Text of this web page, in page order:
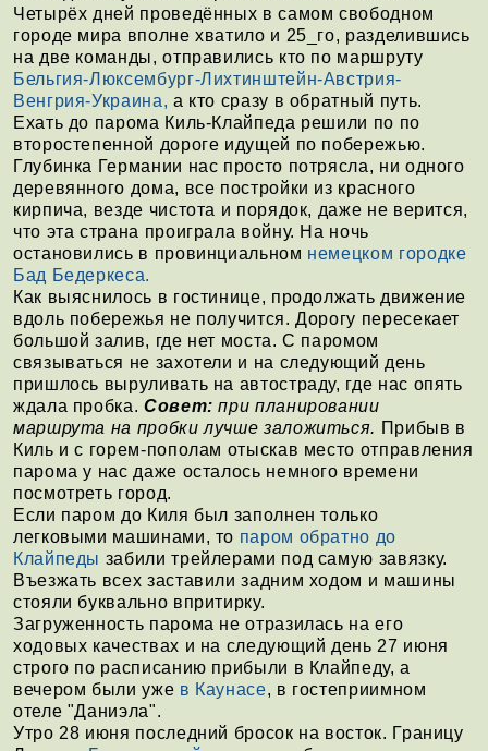
Четырёх дней проведённых в самом свободном
городе мира вполне хватило и 25_го, разделившись
на две команды, отправились кто по маршруту
Бельгия-Люксембург-Лихтинштейн-Австрия-
Венгрия-Украина, а кто сразу в обратный путь.
Ехать до парома Киль-Клайпеда решили по по
второстепенной дороге идущей по побережью.
Глубинка Германии нас просто потрясла, ни одного
деревянного дома, все постройки из красного
кирпича, везде чистота и порядок, даже не верится,
что эта страна проиграла войну. На ночь
остановились в провинциальном немецком городке
Бад Бедеркеса.
Как выяснилось в гостинице, продолжать движение
вдоль побережья не получится. Дорогу пересекает
большой залив, где нет моста. С паромом
связываться не захотели и на следующий день
пришлось выруливать на автостраду, где нас опять
ждала пробка. Совет: при планировании
маршрута на пробки лучше заложиться. Прибыв в
Киль и с горем-пополам отыскав место отправления
парома у нас даже осталось немного времени
посмотреть город.
Если паром до Киля был заполнен только
легковыми машинами, то паром обратно до
Клайпеды забили трейлерами под самую завязку.
Въезжать всех заставили задним ходом и машины
стояли буквально впритирку.
Загруженность парома не отразилась на его
ходовых качествах и на следующий день 27 июня
строго по расписанию прибыли в Клайпеду, а
вечером были уже в Каунасе, в гостеприимном
отеле "Даниэла".
Утро 28 июня последний бросок на восток. Границу